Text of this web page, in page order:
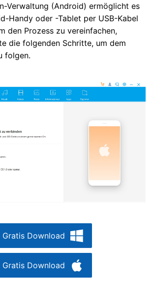
Verwaltung (Android) ermöglicht es
Handy oder -Tablet per USB-Kabel
den Prozess zu vereinfachen,
die folgenden Schritte, um dem
folgen.
Gratis Download
Gratis Download